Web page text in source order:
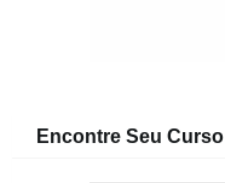
Encontre Seu Curso